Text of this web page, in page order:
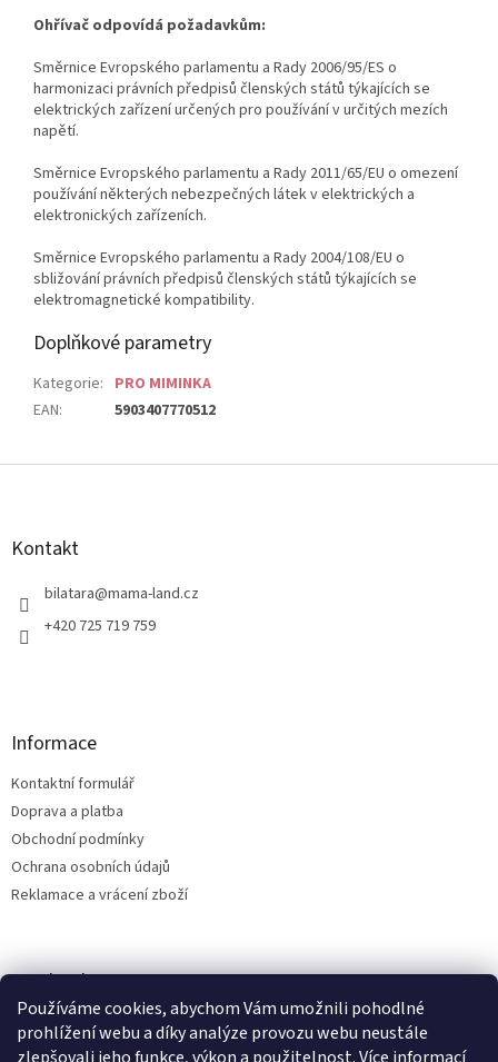
Používáme cookies, abychom Vám umožnili pohodlné
prohlížení webu a díky analýze provozu webu neustále
Ohřívač odpovídá požadavkům:
Směrnice Evropského parlamentu a Rady 2006/95/ES o
harmonizaci právních předpisů členských států týkajících se
elektrických zařízení určených pro používání v určitých mezích
napětí.
Směrnice Evropského parlamentu a Rady 2011/65/EU o omezení
používání některých nebezpečných látek v elektrických a
elektronických zařízeních.
Směrnice Evropského parlamentu a Rady 2004/108/EU o
sbližování právních předpisů členských států týkajících se
elektromagnetické kompatibility.
Doplňkové parametry
Kategorie: PRO MIMINKA
EAN: 5903407770512
Z
Kontakt
bilatara@mama-land.cz
+420 725 719 759
Informace
Kontaktní formulář
Doprava a platba
Obchodní podmínky
Ochrana osobních údajů
Reklamace a vrácení zboží
Facebook